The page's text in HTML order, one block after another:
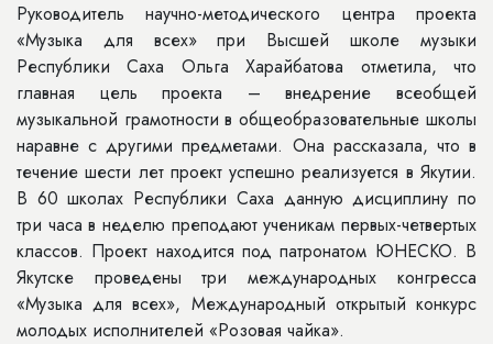
Руководитель научно-методического центра проекта
«Музыка для всех» при Высшей школе музыки
Республики Саха Ольга Харайбатова отметила, что
главная цель проекта – внедрение всеобщей
музыкальной грамотности в общеобразовательные школы
наравне с другими предметами. Она рассказала, что в
течение шести лет проект успешно реализуется в Якутии.
В 60 школах Республики Саха данную дисциплину по
три часа в неделю преподают ученикам первых-четвертых
классов. Проект находится под патронатом ЮНЕСКО. В
Якутске проведены три международных конгресса
«Музыка для всех», Международный открытый конкурс
молодых исполнителей «Розовая чайка».